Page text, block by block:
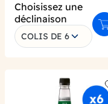
panier
Choisissez une
déclinaison
COLIS DE 6